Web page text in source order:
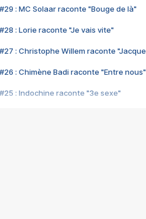
#29 : MC Solaar raconte "Bouge de là"
#28 : Lorie raconte "Je vais vite"
#27 : Christophe Willem raconte
#26 : Chimène Badi raconte "Entre nous"
#25 : Indochine raconte "3e sexe"